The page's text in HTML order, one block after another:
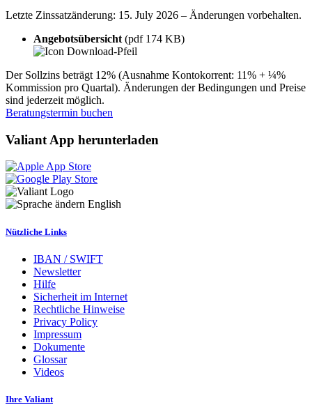
Letzte Zinssatzänderung: 15. July 2026 – Änderungen vorbehalten.
Angebotsübersicht (pdf 174 KB)
Der Sollzins beträgt 12% (Ausnahme Kontokorrent: 11% + ¼%
Kommission pro Quartal). Änderungen der Bedingungen und Preise
sind jederzeit möglich.
Beratungstermin buchen
Valiant App herunterladen
English
Nützliche Links
IBAN / SWIFT
Newsletter
Hilfe
Sicherheit im Internet
Rechtliche Hinweise
Privacy Policy
Impressum
Dokumente
Glossar
Videos
Ihre Valiant